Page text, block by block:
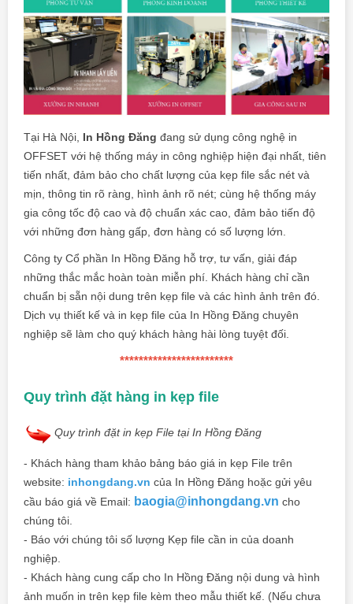
Tại Hà Nội, In Hồng Đăng đang sử dụng công nghệ in
OFFSET với hệ thống máy in công nghiệp hiện đại nhất, tiên
tiến nhất, đảm bảo cho chất lượng của kẹp file sắc nét và
mịn, thông tin rõ ràng, hình ảnh rõ nét; cùng hệ thống máy
gia công tốc độ cao và độ chuẩn xác cao, đảm bảo tiến độ
với những đơn hàng gấp, đơn hàng có số lượng lớn.
Công ty Cổ phần In Hồng Đăng hỗ trợ, tư vấn, giải đáp
những thắc mắc hoàn toàn miễn phí. Khách hàng chỉ cần
chuẩn bị sẵn nội dung trên kẹp file và các hình ảnh trên đó.
Dịch vụ thiết kế và in kẹp file của In Hồng Đăng chuyên
nghiệp sẽ làm cho quý khách hàng hài lòng tuyệt đối.
************************
Quy trình đặt hàng in kẹp file
Quy trình đặt in kẹp File tại In Hồng Đăng
- Khách hàng tham khảo bảng báo giá in kẹp File trên
website: inhongdang.vn của In Hồng Đăng hoặc gửi yêu
cầu báo giá về Email: baogia@inhongdang.vn cho
chúng tôi.
- Báo với chúng tôi số lượng Kẹp file cần in của doanh
nghiệp.
- Khách hàng cung cấp cho In Hồng Đăng nội dung và hình
ảnh muốn in trên kẹp file kèm theo mẫu thiết kế. (Nếu chưa